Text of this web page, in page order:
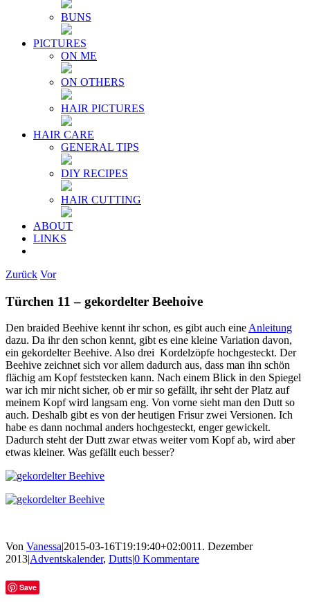
BUNS
PICTURES
ON ME
ON OTHERS
HAIR PICTURES
HAIR CARE
GENERAL TIPS
DIY RECIPES
HAIR CUTTING
ABOUT
LINKS
Zurück Vor
Türchen 11 – gekordelter Beehoive
Den braided Beehive kennt ihr schon, es gibt auch eineAnleitung
dazu. Da ihr den schon kennt, gibt es eine kleine Variation davon,
ein gekordelter Beehive. Also drei Kordelzöpfe hochgesteckt. Der
Beehive zeichnet sich vor allem dadurch aus, dass man ihn schön
flächig am Kopf feststecken kann. Nach einem Blick in den Spiegel
war ich mir nicht sicher, ob er mir so gefällt, ihr seht der Platz auf
meinem Kopf wird langsam eng. Von vorne sieht man den Dutt so
auch. Deshalb gibt es von der heutigen Frisur zwei Versionen. Ich
habe es dann nochmal anders hochgesteckt, enger gewickelt.
Dadurch steht der Dutt zwar etwas weiter vom Kopf ab, wird aber
etwas kleiner. Was gefällt euch besser?
Von Vanessa|2015-03-16T19:19:40+02:0011. Dezember
2013|Adventskalender, Dutts|0 Kommentare
Facebook
Twitter
Tumblr
Save E-
Mail